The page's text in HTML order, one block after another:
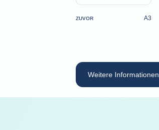
ZUVOR A3
Weitere Informationen